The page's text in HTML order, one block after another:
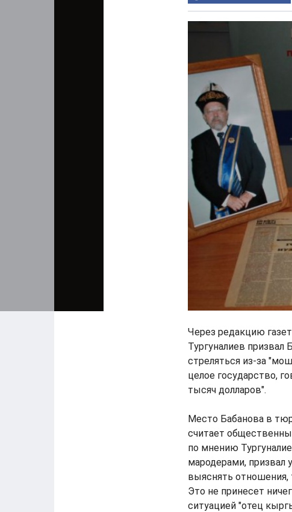
Через редакцию
Тургуналиев
стреляться из-за
целое государство,
тысяч долларов".
Место Бабанова в
считает
по мнению
мародерами, призвал
выяснять отношения,
Это не принесет
ситуацией "отец